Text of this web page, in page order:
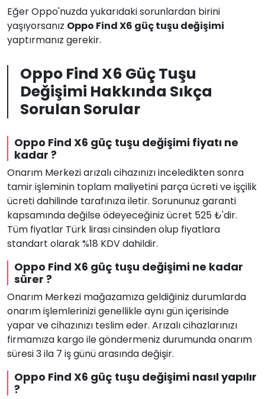
Eğer Oppo'nuzda yukarıdaki sorunlardan birini
yaşıyorsanız Oppo Find X6 güç tuşu değişimi
yaptırmanız gerekir.
Oppo Find X6 Güç Tuşu
Değişimi Hakkında Sıkça
Sorulan Sorular
Oppo Find X6 güç tuşu değişimi fiyatı ne
kadar ?
Onarım Merkezi arızalı cihazınızı inceledikten sonra
tamir işleminin toplam maliyetini parça ücreti ve işçilik
ücreti dahilinde tarafınıza iletir. Sorununuz garanti
kapsamında değilse ödeyeceğiniz ücret 525 ₺'dir.
Tüm fiyatlar Türk lirası cinsinden olup fiyatlara
standart olarak %18 KDV dahildir.
Oppo Find X6 güç tuşu değişimi ne kadar
sürer ?
Onarım Merkezi mağazamıza geldiğiniz durumlarda
onarım işlemlerinizi genellikle aynı gün içerisinde
yapar ve cihazınızı teslim eder. Arızalı cihazlarınızı
firmamıza kargo ile göndermeniz durumunda onarım
süresi 3 ila 7 iş günü arasında değişir.
Oppo Find X6 güç tuşu değişimi nasıl yapılır
?